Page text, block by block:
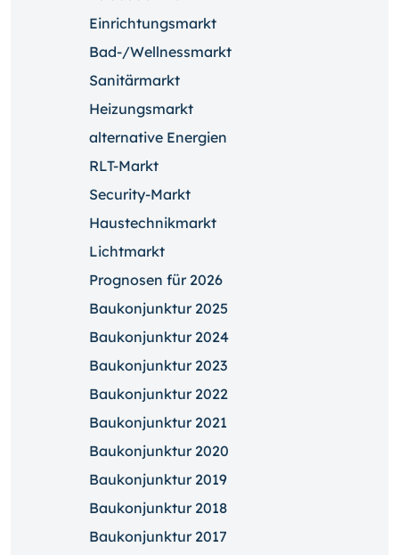
Einrichtungsmarkt
Bad-/Wellnessmarkt
Sanitärmarkt
Heizungsmarkt
alternative Energien
RLT-Markt
Security-Markt
Haustechnikmarkt
Lichtmarkt
Prognosen für 2026
Baukonjunktur 2025
Baukonjunktur 2024
Baukonjunktur 2023
Baukonjunktur 2022
Baukonjunktur 2021
Baukonjunktur 2020
Baukonjunktur 2019
Baukonjunktur 2018
Baukonjunktur 2017